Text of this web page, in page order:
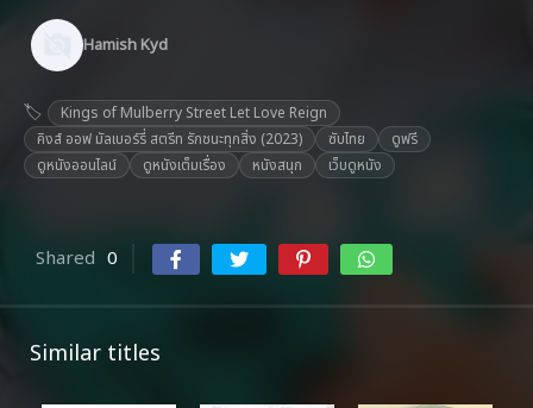
Hamish Kyd
Kings of Mulberry Street Let Love Reign
คิงส์ ออฟ มัลเบอร์รี่ สตรีท รักชนะทุกสิ่ง (2023)
ซับไทย
ดูฟรี
ดูหนังออนไลน์
ดูหนังเต็มเรื่อง หนังสนุก เว็บดูหนัง
Shared 0
Similar titles